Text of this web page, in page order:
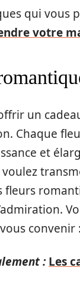
qui vous
votre
un
Chaque
et
fleurs
convenir :
: Les